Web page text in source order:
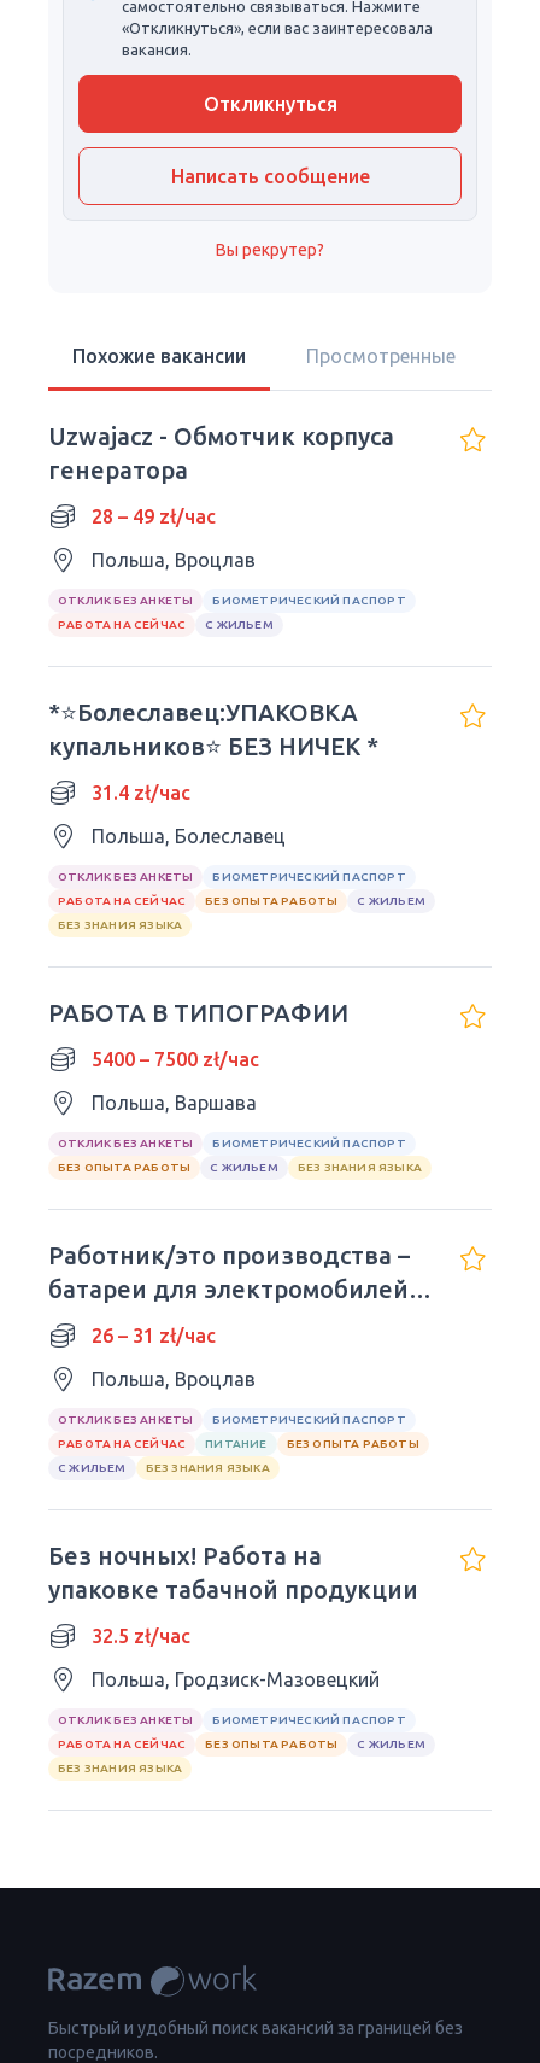
самостоятельно связываться. Нажмите
«Откликнуться», если вас заинтересовала
вакансия.
Откликнуться
Написать сообщение
Вы рекрутер?
Похожие вакансии Просмотренные
Uzwajacz - Обмотчик корпуса
генератора
28 – 49 zł/час
Польша, Вроцлав
ОТКЛИК БЕЗ АНКЕТЫ
БИОМЕТРИЧЕСКИЙ ПАСПОРТ
РАБОТА НА СЕЙЧАС
С ЖИЛЬЕМ
*⭐️Болеславец:УПАКОВКА
купальников⭐️ БЕЗ НИЧЕК *
31.4 zł/час
Польша, Болеславец
ОТКЛИК БЕЗ АНКЕТЫ
БИОМЕТРИЧЕСКИЙ ПАСПОРТ
РАБОТА НА СЕЙЧАС
БЕЗ ОПЫТА РАБОТЫ
С ЖИЛЬЕМ
БЕЗ ЗНАНИЯ ЯЗЫКА
РАБОТА В ТИПОГРАФИИ
5400 – 7500 zł/час
Польша, Варшава
ОТКЛИК БЕЗ АНКЕТЫ
БИОМЕТРИЧЕСКИЙ ПАСПОРТ
БЕЗ ОПЫТА РАБОТЫ
С ЖИЛЬЕМ БЕЗ ЗНАНИЯ ЯЗЫКА
Работник/это производства –
батареи для электромобилей
(LG)26 – 31 zł/час
Польша, Вроцлав
ОТКЛИК БЕЗ АНКЕТЫ
БИОМЕТРИЧЕСКИЙ ПАСПОРТ
РАБОТА НА СЕЙЧАС
ПИТАНИЕ
БЕЗ ОПЫТА РАБОТЫ
С ЖИЛЬЕМ
БЕЗ ЗНАНИЯ ЯЗЫКА
Без ночных! Работа на
упаковке табачной продукции
32.5 zł/час
Польша, Гродзиск-Мазовецкий
ОТКЛИК БЕЗ АНКЕТЫ
БИОМЕТРИЧЕСКИЙ ПАСПОРТ
РАБОТА НА СЕЙЧАС
БЕЗ ОПЫТА РАБОТЫ
С ЖИЛЬЕМ
БЕЗ ЗНАНИЯ ЯЗЫКА
Быстрый и удобный поиск вакансий за границей без
посредников.